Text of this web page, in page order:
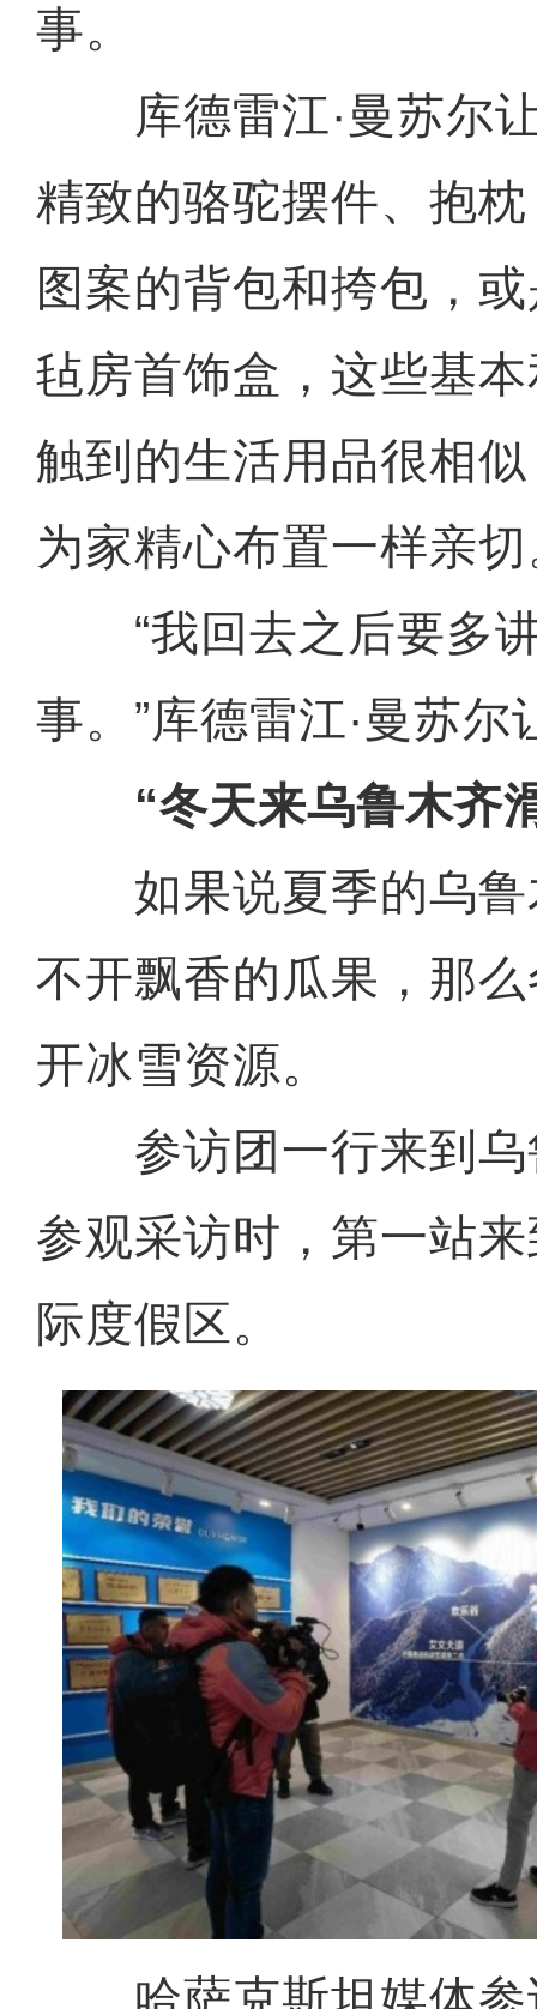
事。
库德雷江·曼苏尔让
精致的骆驼摆件、抱
图案的背包和挎包，
毡房首饰盒，这些基
触到的生活用品很相
为家精心布置一样亲
“我回去之后要多
事。”库德雷江·曼苏尔
“冬天来乌鲁木齐
如果说夏季的乌鲁
不开飘香的瓜果，那
开冰雪资源。
参访团一行来到乌
参观采访时，第一站
际度假区。
哈萨克斯坦媒体参